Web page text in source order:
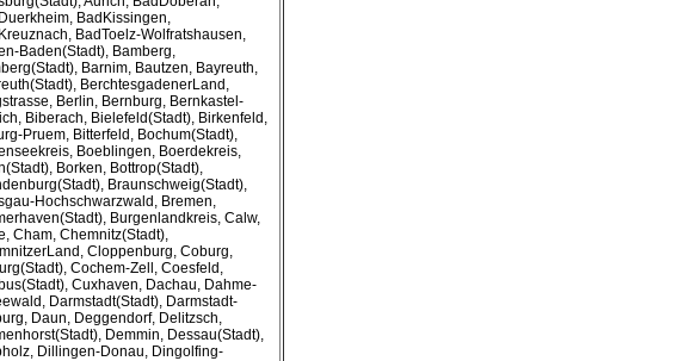
BadKissingen,
BadToelz-Wolfratshausen,
Baden(Stadt), Bamberg,
Barnim, Bautzen, Bayreuth,
BerchtesgadenerLand,
Berlin, Bernburg, Bernkastel-
Biberach, Bielefeld(Stadt), Birkenfeld,
Pruem, Bitterfeld, Bochum(Stadt),
Boeblingen, Boerdekreis,
Borken, Bottrop(Stadt),
Braunschweig(Stadt),
Hochschwarzwald, Bremen,
Burgenlandkreis, Calw,
Cham, Chemnitz(Stadt),
Cloppenburg, Coburg,
Cochem-Zell, Coesfeld,
Cuxhaven, Dachau, Dahme-
Darmstadt(Stadt), Darmstadt-
Daun, Deggendorf, Delitzsch,
Demmin, Dessau(Stadt),
Dillingen-Donau, Dingolfing-